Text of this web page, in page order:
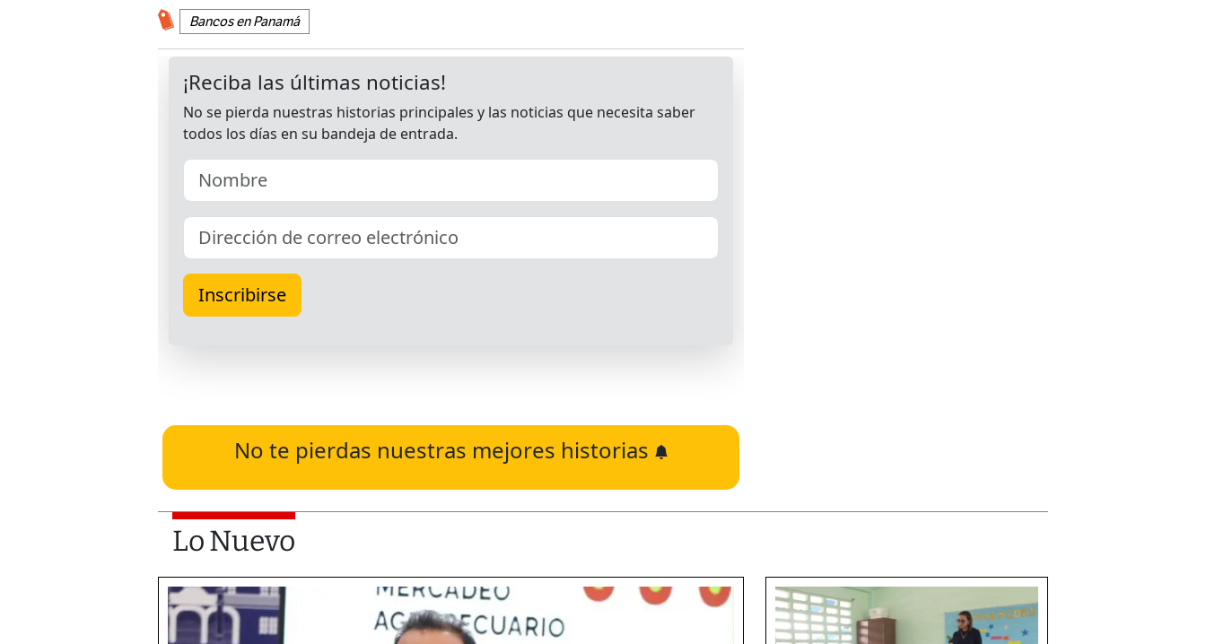
Bancos en Panamá
No te pierdas nuestras mejores historias
Lo Nuevo